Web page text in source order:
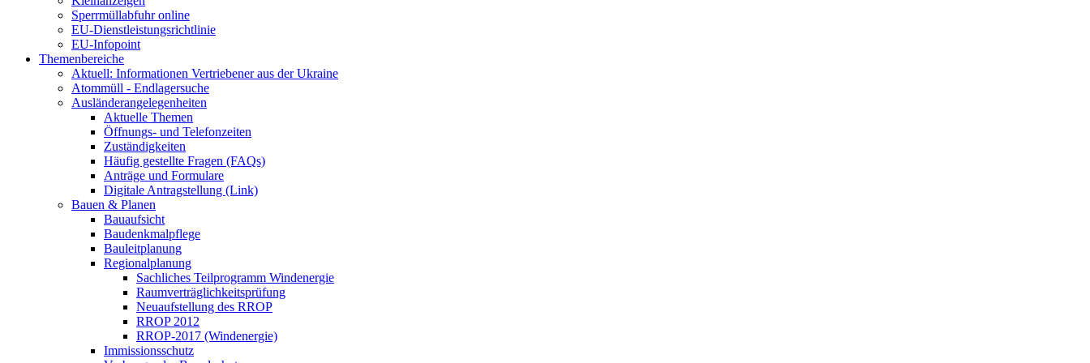
Sperrmüllabfuhr online
EU-Dienstleistungsrichtlinie
EU-Infopoint
Themenbereiche
Aktuell: Informationen Vertriebener aus der Ukraine
Atommüll - Endlagersuche
Ausländerangelegenheiten
Aktuelle Themen
Öffnungs- und Telefonzeiten
Zuständigkeiten
Häufig gestellte Fragen (FAQs)
Anträge und Formulare
Digitale Antragstellung (Link)
Bauen & Planen
Bauaufsicht
Baudenkmalpflege
Bauleitplanung
Regionalplanung
Sachliches Teilprogramm Windenergie
Raumverträglichkeitsprüfung
Neuaufstellung des RROP
RROP 2012
RROP-2017 (Windenergie)
Immissionsschutz